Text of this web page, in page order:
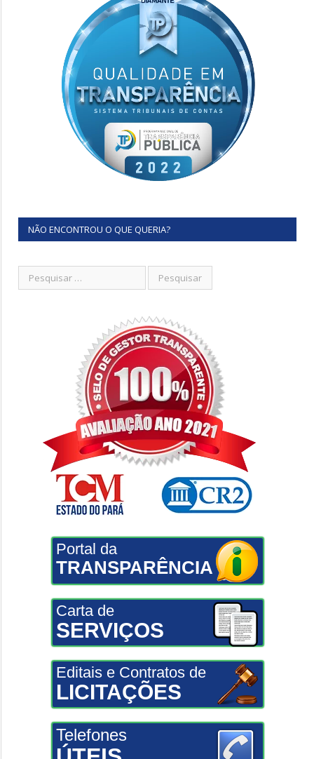
NÃO ENCONTROU O QUE QUERIA?
Portal da
TRANSPARÊNCIA
Carta de
SERVIÇOS
Editais e Contratos de
LICITAÇÕES
Telefones